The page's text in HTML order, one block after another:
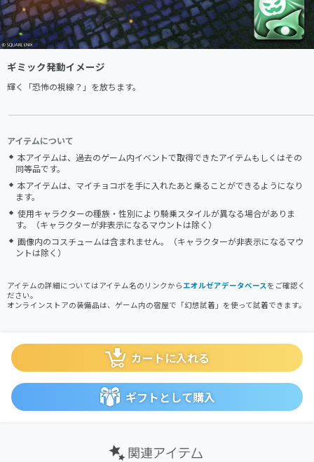
ギミック発動イメージ
輝く「恐怖の視線？」を放ちます。
アイテムについて
本アイテムは、過去のゲーム内イベントで取得できたアイテムもしくはその
同等品です。
本アイテムは、マイチョコボを手に入れたあと乗ることができるようになり
ます。
使用キャラクターの種族・性別により騎乗スタイルが異なる場合がありま
す。（キャラクターが非表示になるマウントは除く）
画像内のコスチュームは含まれません。（キャラクターが非表示になるマウ
ントは除く）
アイテムの詳細についてはアイテム名のリンクからエオルゼアデータベースをご確認く
ださい。
オンラインストアの装備品は、ゲーム内の宿屋で「幻想試着」を使って試着できます。
カートに入れる
ギフトとして購入